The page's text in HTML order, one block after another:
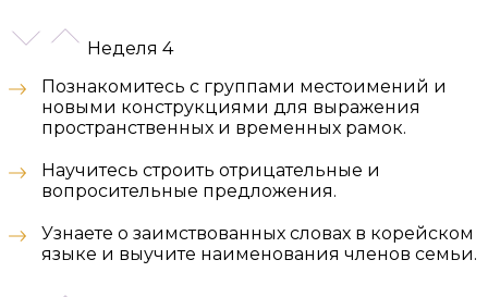
Неделя 4
Познакомитесь с группами местоимений и
новыми конструкциями для выражения
пространственных и временных рамок.
Научитесь строить отрицательные и
вопросительные предложения.
Узнаете о заимствованных словах в корейском
языке и выучите наименования членов семьи.